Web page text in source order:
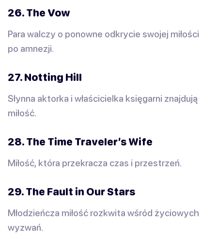
26. The Vow
Para walczy o ponowne odkrycie swojej miłości
po amnezji.
27. Notting Hill
Słynna aktorka i właścicielka księgarni znajdują
miłość.
28. The Time Traveler’s Wife
Miłość, która przekracza czas i przestrzeń.
29. The Fault in Our Stars
Młodzieńcza miłość rozkwita wśród życiowych
wyzwań.